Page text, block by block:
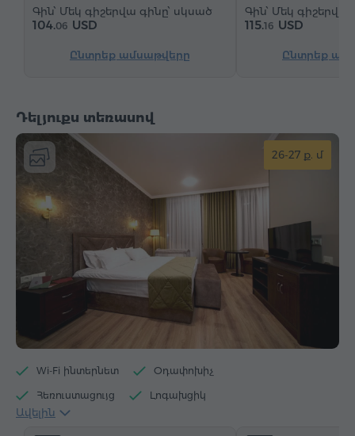
Մեկ գիշերվա գինը՝ սկսած
104.06 USD
Ընտրեք ամսաթվերը
Մեկ գիշերվա
115.16 USD
Ընտրեք
Դելյուքս տեռասով
26-27 ք. մ
Wi-Fi ինտերնետ Օդափոխիչ
Հեռուստացույց Լոգախցիկ
Էլեկտրական թեյնիկ
Ավելին